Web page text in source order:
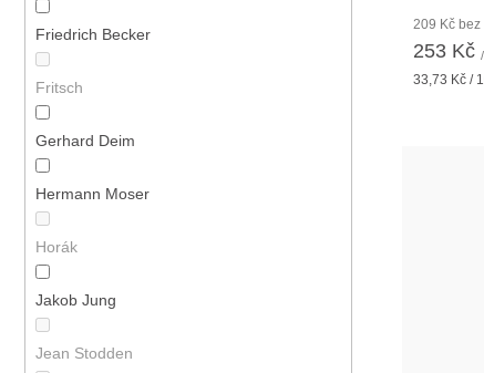
Friedrich Becker
Fritsch
Gerhard Deim
Hermann Moser
Horák
Jakob Jung
Jean Stodden
209 Kč bez
253 Kč
Měrná
33,73 Kč /